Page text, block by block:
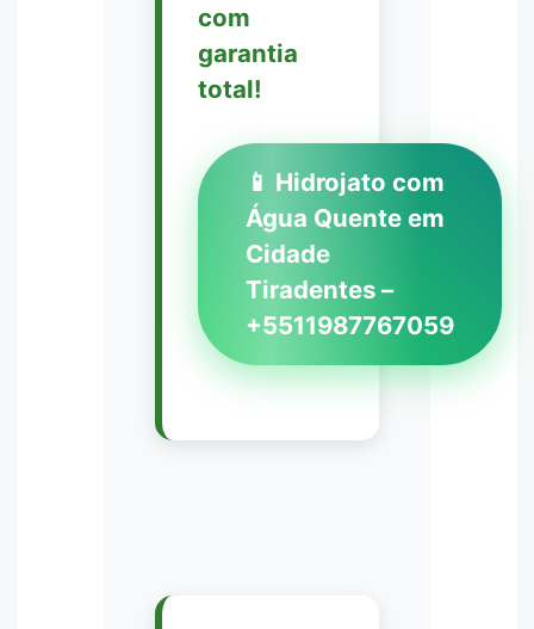
com
garantia
total!
📱 Hidrojato com
Água Quente em
Cidade
Tiradentes –
+5511987767059